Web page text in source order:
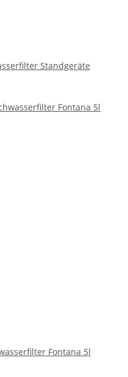
Standgeräte
Fontana 5l